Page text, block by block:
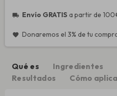
local_shipping Envío GRATIS a partir de
favorite Donaremos el 3% de tu
Qué es Ingredientes
Resultados
Cómo